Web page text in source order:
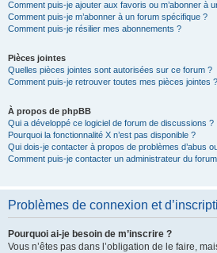
Comment puis-je ajouter aux favoris ou m’abonner à
Comment puis-je m’abonner à un forum spécifique ?
Comment puis-je résilier mes abonnements ?
Pièces jointes
Quelles pièces jointes sont autorisées sur ce forum ?
Comment puis-je retrouver toutes mes pièces jointes ?
À propos de phpBB
Qui a développé ce logiciel de forum de discussions ?
Pourquoi la fonctionnalité X n’est pas disponible ?
Qui dois-je contacter à propos de problèmes d’abus
Comment puis-je contacter un administrateur du
Problèmes de connexion et
Pourquoi ai-je besoin de m’inscrire ?
Vous n’êtes pas dans l’obligation de le faire,